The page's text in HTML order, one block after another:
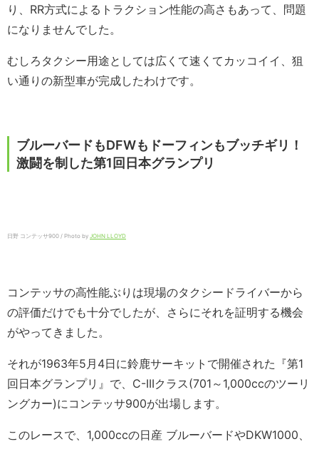
り、RR方式によるトラクション性能の高さもあって、問題
になりませんでした。
むしろタクシー用途としては広くて速くてカッコイイ、狙
い通りの新型車が完成したわけです。
ブルーバードもDFWもドーフィンもブッチギリ！
激闘を制した第1回日本グランプリ
日野 コンテッサ900 / Photo by JOHN LLOYD
コンテッサの高性能ぶりは現場のタクシードライバーから
の評価だけでも十分でしたが、さらにそれを証明する機会
がやってきました。
それが1963年5月4日に鈴鹿サーキットで開催された『第1
回日本グランプリ』で、C-IIIクラス(701～1,000ccのツーリ
ングカー)にコンテッサ900が出場します。
このレースで、1,000ccの日産 ブルーバードやDKW1000、